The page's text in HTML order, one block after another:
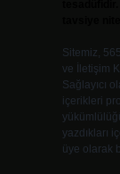
Sitemiz,
ve İletişim
Sağlayıcı
içerikleri
yazdıkları
üye olarak